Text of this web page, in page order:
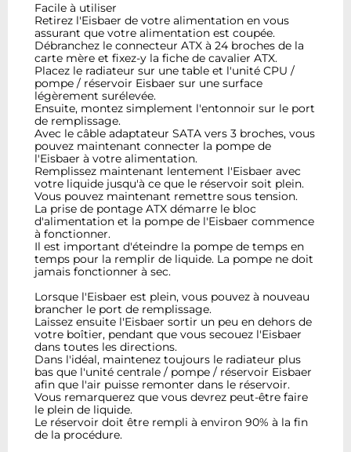
Facile à utiliser
Retirez l'Eisbaer de votre alimentation en vous
assurant que votre alimentation est coupée.
Débranchez le connecteur ATX à 24 broches de la
carte mère et fixez-y la fiche de cavalier ATX.
Placez le radiateur sur une table et l'unité CPU /
pompe / réservoir Eisbaer sur une surface
légèrement surélevée.
Ensuite, montez simplement l'entonnoir sur le port
de remplissage.
Avec le câble adaptateur SATA vers 3 broches, vous
pouvez maintenant connecter la pompe de
l'Eisbaer à votre alimentation.
Remplissez maintenant lentement l'Eisbaer avec
votre liquide jusqu'à ce que le réservoir soit plein.
Vous pouvez maintenant remettre sous tension.
La prise de pontage ATX démarre le bloc
d'alimentation et la pompe de l'Eisbaer commence
à fonctionner.
Il est important d'éteindre la pompe de temps en
temps pour la remplir de liquide. La pompe ne doit
jamais fonctionner à sec.
Lorsque l'Eisbaer est plein, vous pouvez à nouveau
brancher le port de remplissage.
Laissez ensuite l'Eisbaer sortir un peu en dehors de
votre boîtier, pendant que vous secouez l'Eisbaer
dans toutes les directions.
Dans l'idéal, maintenez toujours le radiateur plus
bas que l'unité centrale / pompe / réservoir Eisbaer
afin que l'air puisse remonter dans le réservoir.
Vous remarquerez que vous devrez peut-être faire
le plein de liquide.
Le réservoir doit être rempli à environ 90% à la fin
de la procédure.